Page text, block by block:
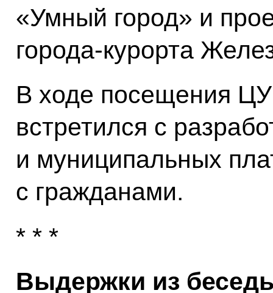
«Умный город» и
города-курорта
В ходе посещения
встретился с
и муниципальных
с гражданами.
* * *
Выдержки из